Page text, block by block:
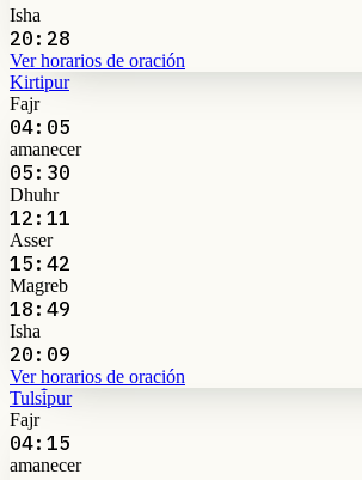
Isha
20:28
Ver horarios de oración
Kirtipur
Fajr
04:05
amanecer
05:30
Dhuhr
12:11
Asser
15:42
Magreb
18:49
Isha
20:09
Ver horarios de oración
Tulsi̇̄pur
Fajr
04:15
amanecer